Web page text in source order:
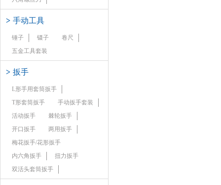
> 手动工具
锤子 镊子
卷尺
五金工具套装
> 扳手
L形手用套筒扳手
T形套筒扳手
手动扳手套装
活动扳手
棘轮扳手
开口扳手
两用扳手
梅花扳手/花形扳手
内六角扳手
扭力扳手
双活头套筒扳手